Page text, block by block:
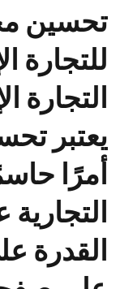
تحسين
للتجارة
التجارة
يعتبر
أمرًا
التجارية
القدرة